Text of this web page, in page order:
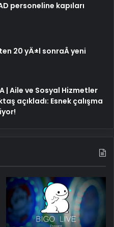
personeline kapıları
20 yÄ±l sonraÂ yeni
| Aile ve Sosyal Hizmetler
açıkladı: Esnek çalışma